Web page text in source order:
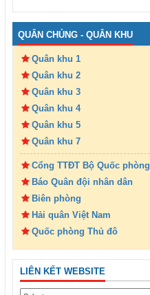
QUÂN CHỦNG - QUÂN KHU
Quân khu 1
Quân khu 2
Quân khu 3
Quân khu 4
Quân khu 5
Quân khu 7
Cổng TTĐT Bộ Quốc phòng
Báo Quân đội nhân dân
Biên phòng
Hải quân Việt Nam
Quốc phòng Thủ đô
LIÊN KẾT WEBSITE